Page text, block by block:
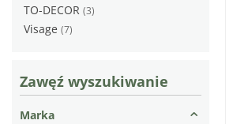
TO-DECOR (3)
Visage (7)
Zawęź wyszukiwanie
Marka